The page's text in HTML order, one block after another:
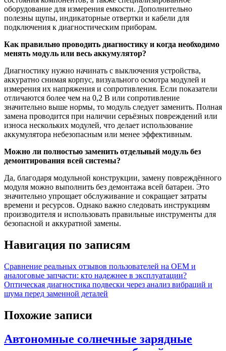
оборудование для измерения емкости. Дополнительно
полезны щупы, индикаторные отвертки и кабели для
подключения к диагностическим приборам.
Как правильно проводить диагностику и когда необходимо
менять модуль или весь аккумулятор?
Диагностику нужно начинать с выключения устройства,
аккуратно снимая корпус, визуального осмотра модулей и
измерения их напряжения и сопротивления. Если показатели
отличаются более чем на 0,2 В или сопротивление
значительно выше нормы, то модуль следует заменить. Полная
замена проводится при наличии серьёзных повреждений или
износа нескольких модулей, что делает использование
аккумулятора небезопасным или менее эффективным.
Можно ли полностью заменить отдельный модуль без
демонтирования всей системы?
Да, благодаря модульной конструкции, замену повреждённого
модуля можно выполнить без демонтажа всей батареи. Это
значительно упрощает обслуживание и сокращает затраты
времени и ресурсов. Однако важно следовать инструкциям
производителя и использовать правильные инструменты для
безопасной и аккуратной замены.
Навигация по записям
Сравнение реальных отзывов пользователей на OEM и
аналоговые запчасти: кто надежнее в эксплуатации?
Оптическая диагностика подвески через анализ вибраций и
шума перед заменной деталей
Похожие записи
Автономные солнечные зарядные